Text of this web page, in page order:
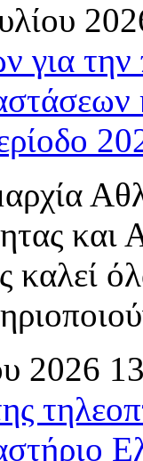
για
2026